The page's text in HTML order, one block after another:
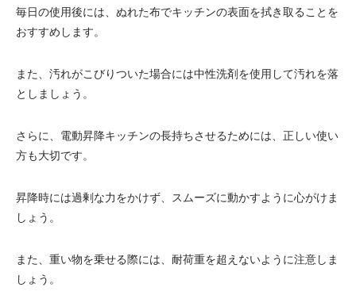
毎日の使用後には、ぬれた布でキッチンの表面を拭き取ることを
おすすめします。
また、汚れがこびりついた場合には中性洗剤を使用して汚れを落
としましょう。
さらに、電動昇降キッチンの長持ちさせるためには、正しい使い
方も大切です。
昇降時には過剰な力をかけず、スムーズに動かすように心がけま
しょう。
また、重い物を乗せる際には、耐荷重を超えないように注意しま
しょう。